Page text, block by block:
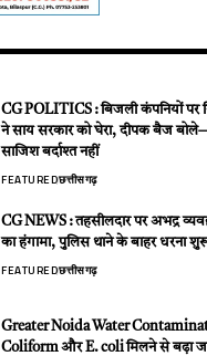
CG POLITICS : बिजली कंपनियों पर
ने साय सरकार को घेरा, दीपक बैज
साजिश बर्दाश्त नहीं
FEATUREDछत्तीसगढ़
CG NEWS : तहसीलदार पर अभद्र
का हंगामा, पुलिस थाने के बाहर धरना शुरू
FEATUREDछत्तीसगढ़
Greater Noida Water
Coliform और E. coli मिलने से बढ़ा